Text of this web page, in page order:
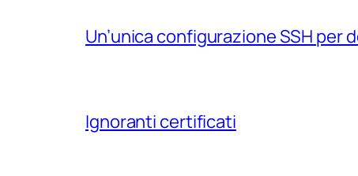
Un’unica configurazione SSH per
Ignoranti certificati